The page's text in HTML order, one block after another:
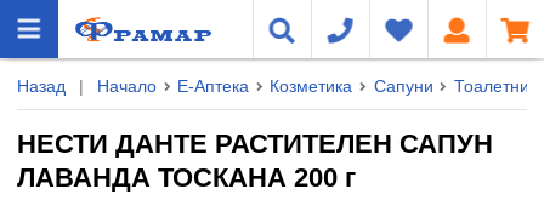
Назад | Начало Е-Аптека Козметика Сапуни Тоалетни
НЕСТИ ДАНТЕ РАСТИТЕЛЕН САПУН
ЛАВАНДА ТОСКАНА 200 г